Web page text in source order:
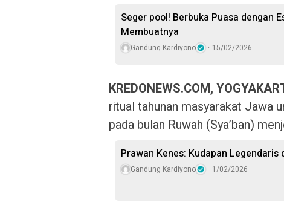
Seger pool! Berbuka Puasa dengan
Membuatnya
Gandung Kardiyono 15/02/2026
KREDONEWS.COM,
ritual tahunan masyarakat Jawa
pada bulan Ruwah (Sya’ban)
Prawan Kenes: Kudapan
Gandung Kardiyono 1/02/2026